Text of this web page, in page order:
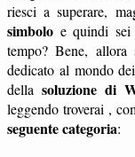
riesci a superare,
simbolo e quindi
tempo? Bene,
dedicato al mondo
dellasoluzione di
leggendo troverai ,
seguente categoria: